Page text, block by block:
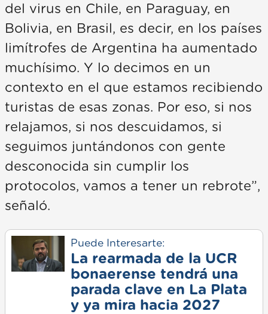
del virus en Chile, en Paraguay, en
Bolivia, en Brasil, es decir, en los países
limítrofes de Argentina ha aumentado
muchísimo. Y lo decimos en un
contexto en el que estamos recibiendo
turistas de esas zonas. Por eso, si nos
relajamos, si nos descuidamos, si
seguimos juntándonos con gente
desconocida sin cumplir los
protocolos, vamos a tener un rebrote”,
señaló.
Puede Interesarte:
La rearmada de la UCR
bonaerense tendrá una
parada clave en La Plata
y ya mira hacia 2027